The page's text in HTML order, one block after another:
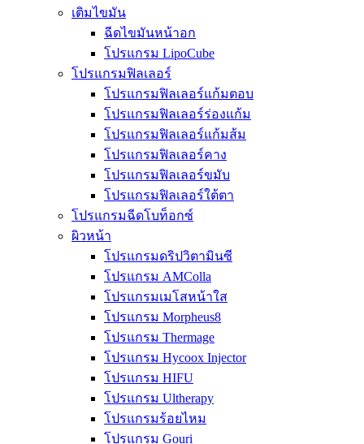
เติมไขมัน
ฉีดไขมันหน้าอก
โปรแกรม LipoCube
โปรแกรมฟิลเลอร์
โปรแกรมฟิลเลอร์แก้มตอบ
โปรแกรมฟิลเลอร์ร่องแก้ม
โปรแกรมฟิลเลอร์แก้มส้ม
โปรแกรมฟิลเลอร์คาง
โปรแกรมฟิลเลอร์ขมับ
โปรแกรมฟิลเลอร์ใต้ตา
โปรแกรมฉีดโบท็อกซ์
ผิวหน้า
โปรแกรมดริปวิตามินซี
โปรแกรม AMColla
โปรแกรมเมโสหน้าใส
โปรแกรม Morpheus8
โปรแกรม Thermage
โปรแกรม Hycoox Injector
โปรแกรม HIFU
โปรแกรม Ultherapy
โปรแกรมร้อยไหม
โปรแกรม Gouri